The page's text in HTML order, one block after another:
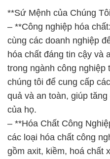
**Sứ Mệnh của Chúng
– **Công nghiệp hóa
cùng các doanh nghiệp
hóa chất đáng tin cậy và
trong ngành công
chúng tôi để cung cấp
quả và an toàn, giúp
của họ.
– **Hóa Chất Công
các loại hóa chất công
gồm axit, kiềm, hoá chất